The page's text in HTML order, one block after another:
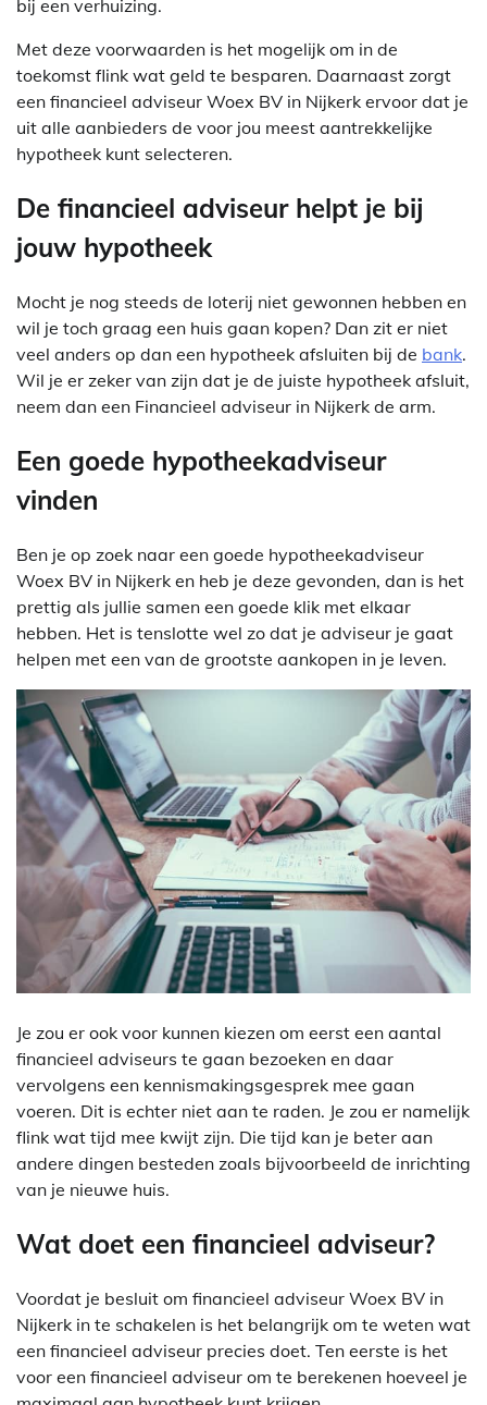
bij een verhuizing.
Met deze voorwaarden is het mogelijk om in de
toekomst flink wat geld te besparen. Daarnaast zorgt
een financieel adviseur Woex BV in Nijkerk ervoor dat je
uit alle aanbieders de voor jou meest aantrekkelijke
hypotheek kunt selecteren.
De financieel adviseur helpt je bij
jouw hypotheek
Mocht je nog steeds de loterij niet gewonnen hebben en
wil je toch graag een huis gaan kopen? Dan zit er niet
veel anders op dan een hypotheek afsluiten bij de bank.
Wil je er zeker van zijn dat je de juiste hypotheek afsluit,
neem dan een Financieel adviseur in Nijkerk de arm.
Een goede hypotheekadviseur
vinden
Ben je op zoek naar een goede hypotheekadviseur
Woex BV in Nijkerk en heb je deze gevonden, dan is het
prettig als jullie samen een goede klik met elkaar
hebben. Het is tenslotte wel zo dat je adviseur je gaat
helpen met een van de grootste aankopen in je leven.
Je zou er ook voor kunnen kiezen om eerst een aantal
financieel adviseurs te gaan bezoeken en daar
vervolgens een kennismakingsgesprek mee gaan
voeren. Dit is echter niet aan te raden. Je zou er namelijk
flink wat tijd mee kwijt zijn. Die tijd kan je beter aan
andere dingen besteden zoals bijvoorbeeld de inrichting
van je nieuwe huis.
Wat doet een financieel adviseur?
Voordat je besluit om financieel adviseur Woex BV in
Nijkerk in te schakelen is het belangrijk om te weten wat
een financieel adviseur precies doet. Ten eerste is het
voor een financieel adviseur om te berekenen hoeveel je